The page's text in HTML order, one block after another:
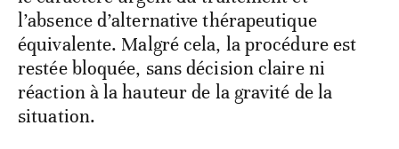
l’absence d’alternative thérapeutique
équivalente. Malgré cela, la procédure est
restée bloquée, sans décision claire ni
réaction à la hauteur de la gravité de la
situation.